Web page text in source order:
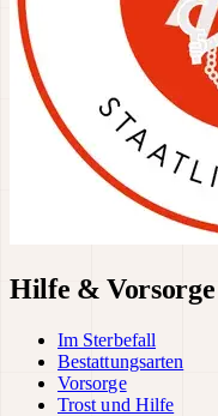
Hilfe & Vorsorge
Im Sterbefall
Bestattungsarten
Vorsorge
Trost und Hilfe